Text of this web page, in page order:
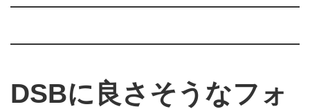
DSBに良さそうなフォ